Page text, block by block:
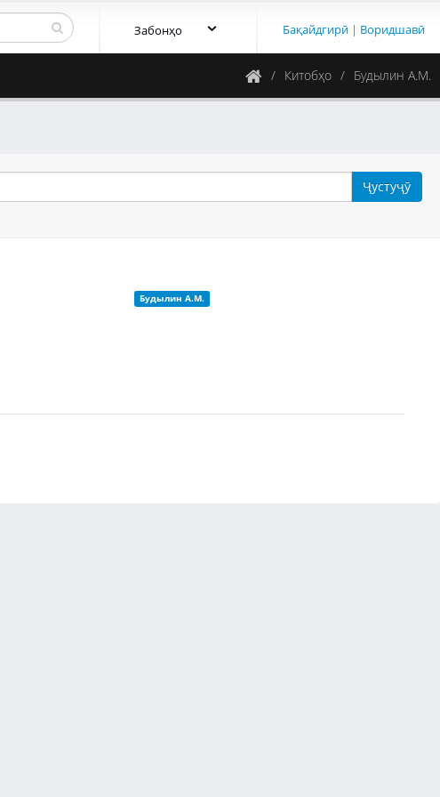
Забонҳо Бақайдгирӣ | Воридшавӣ
Китобҳо Будылин А.М.
Ҷустуҷӯ
Будылин А.М.